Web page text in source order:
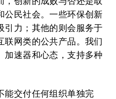
公民社会。一些环保创新
引力；其他的则会服务于
联网类的公共产品。我们
加速器和心态，支持多种
能交付任何组织单独完